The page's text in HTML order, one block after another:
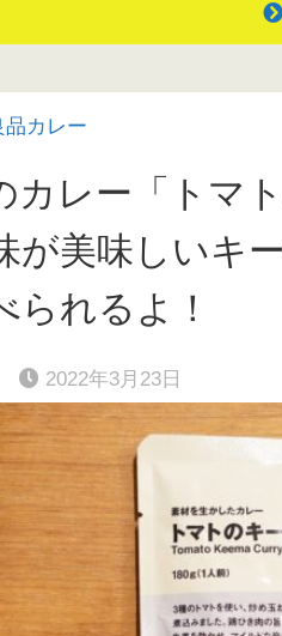
品カレー
カレー「トマ
が美味しいキ
られるよ！
2022年3月23日